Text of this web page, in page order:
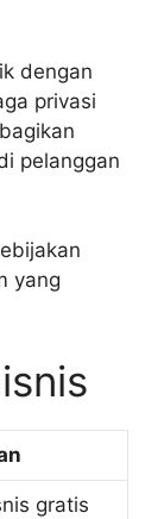
dengan
privasi
pelanggan
yang
gratis